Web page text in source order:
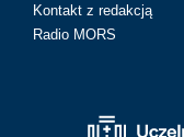
Kontakt z redakcją
Radio MORS